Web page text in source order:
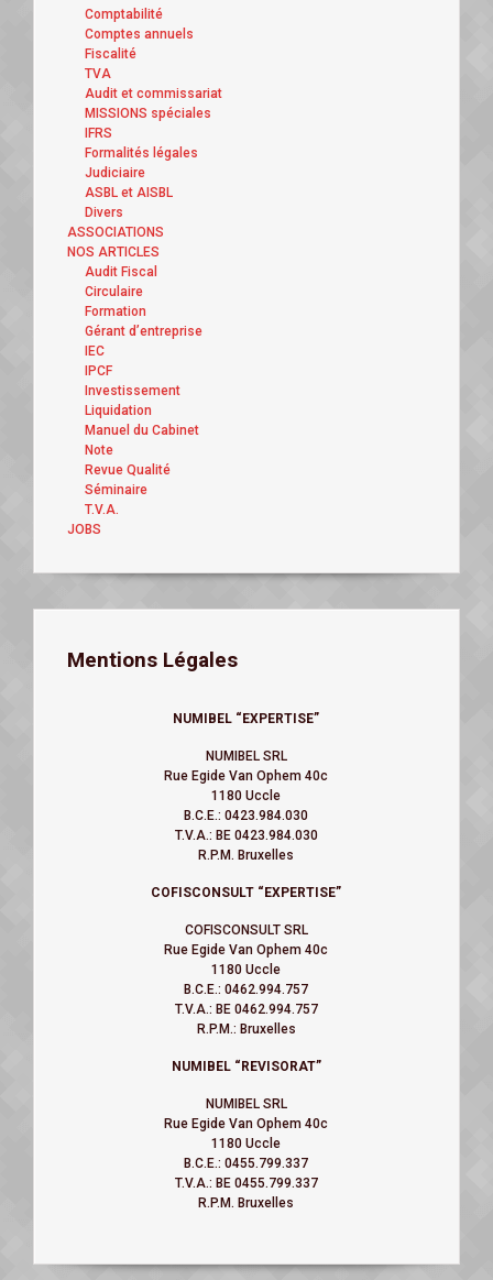
Comptabilité
Comptes annuels
Fiscalité
TVA
Audit et commissariat
MISSIONS spéciales
IFRS
Formalités légales
Judiciaire
ASBL et AISBL
Divers
ASSOCIATIONS
NOS ARTICLES
Audit Fiscal
Circulaire
Formation
Gérant d’entreprise
IEC
IPCF
Investissement
Liquidation
Manuel du Cabinet
Note
Revue Qualité
Séminaire
T.V.A.
JOBS
Mentions Légales
NUMIBEL “EXPERTISE”
NUMIBEL SRL
Rue Egide Van Ophem 40c
1180 Uccle
B.C.E.: 0423.984.030
T.V.A.: BE 0423.984.030
R.P.M. Bruxelles
COFISCONSULT “EXPERTISE”
COFISCONSULT SRL
Rue Egide Van Ophem 40c
1180 Uccle
B.C.E.: 0462.994.757
T.V.A.: BE 0462.994.757
R.P.M.: Bruxelles
NUMIBEL “REVISORAT”
NUMIBEL SRL
Rue Egide Van Ophem 40c
1180 Uccle
B.C.E.: 0455.799.337
T.V.A.: BE 0455.799.337
R.P.M. Bruxelles